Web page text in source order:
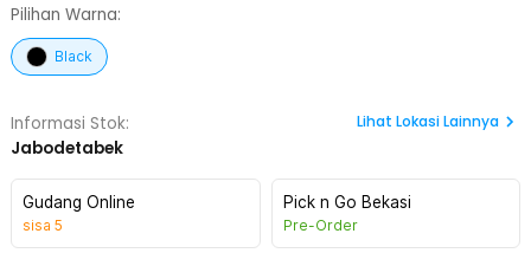
Pilihan Warna:
Black
Informasi Stok:
Jabodetabek
Lihat Lokasi Lainnya
Gudang Online
sisa 5
Pick n Go Bekasi
Pre-Order